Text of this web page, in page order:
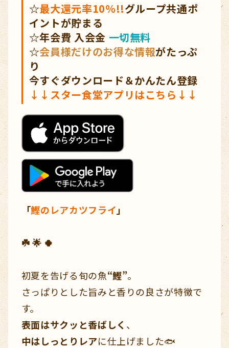
☆最大還元率10％!!グループ共通ポ
イントが貯まる
☆年会費 入会金 一切無料
☆会員様だけのお得な情報がたっぷ
り
今すぐダウンロード＆かんたん登録
↓↓ スター食堂アプリはこちら↓↓
「鰹のレアカツフライ 」
☘️ 🌟 🍀
初夏を告げる旬の魚“鰹”。
さっぱりとした旨みと香りの良さが特徴で
す。
表面はサクッと香ばしく 、
中はしっとりレアに仕上げました🐟